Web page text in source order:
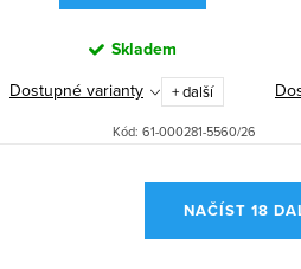
Skladem
Dostupné varianty
+ další
Kód: 61-000281-5560/26
NAČÍST 18